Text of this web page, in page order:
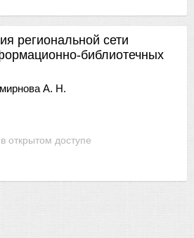
открытом доступе
региональной сети
библиотечных
А. Н.